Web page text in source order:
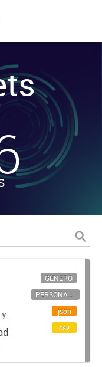
y
GÉNERO
PERSONAL CIENTÍFICO-TECNOLÓGICO
json
csv